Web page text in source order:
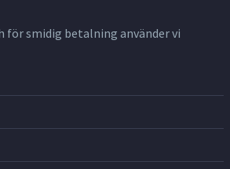
för smidig betalning använder vi